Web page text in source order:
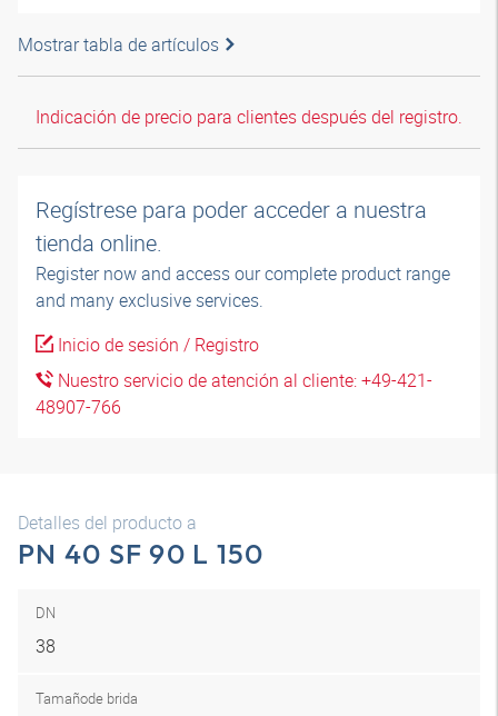
Mostrar tabla de artículos
Indicación de precio para clientes después del registro.
Regístrese para poder acceder a nuestra
tienda online.
Register now and access our complete product range
and many exclusive services.
Inicio de sesión / Registro
Nuestro servicio de atención al cliente: +49-421-
48907-766
Detalles del producto a
PN 40 SF 90 L 150
DN
38
Tamañode brida